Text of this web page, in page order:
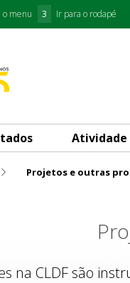
o menu 3 Ir para o rodapé
Projetos e outras
na CLDF são